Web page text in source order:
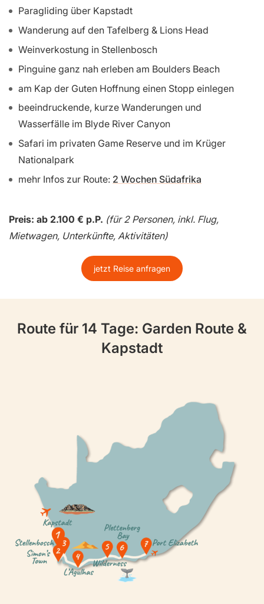
Paragliding über Kapstadt
Wanderung auf den Tafelberg & Lions Head
Weinverkostung in Stellenbosch
Pinguine ganz nah erleben am Boulders Beach
am Kap der Guten Hoffnung einen Stopp einlegen
beeindruckende, kurze Wanderungen und
Wasserfälle im Blyde River Canyon
Safari im privaten Game Reserve und im Krüger
Nationalpark
mehr Infos zur Route: 2 Wochen Südafrika
Preis: ab 2.100 € p.P. (für 2 Personen, inkl. Flug,
Mietwagen, Unterkünfte, Aktivitäten)
jetzt Reise anfragen
Route für 14 Tage: Garden Route &
Kapstadt